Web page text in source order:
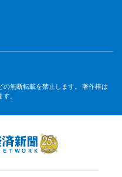
無断転載を禁止します。 著作権は
。